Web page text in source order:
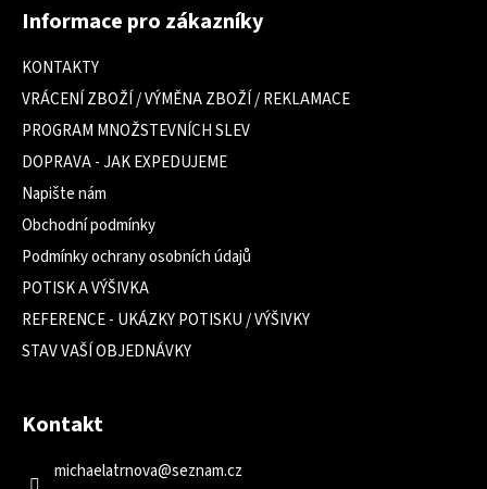
Informace pro zákazníky
KONTAKTY
VRÁCENÍ ZBOŽÍ / VÝMĚNA ZBOŽÍ / REKLAMACE
PROGRAM MNOŽSTEVNÍCH SLEV
DOPRAVA - JAK EXPEDUJEME
Napište nám
Obchodní podmínky
Podmínky ochrany osobních údajů
POTISK A VÝŠIVKA
REFERENCE - UKÁZKY POTISKU / VÝŠIVKY
STAV VAŠÍ OBJEDNÁVKY
Kontakt
michaelatrnova@seznam.cz